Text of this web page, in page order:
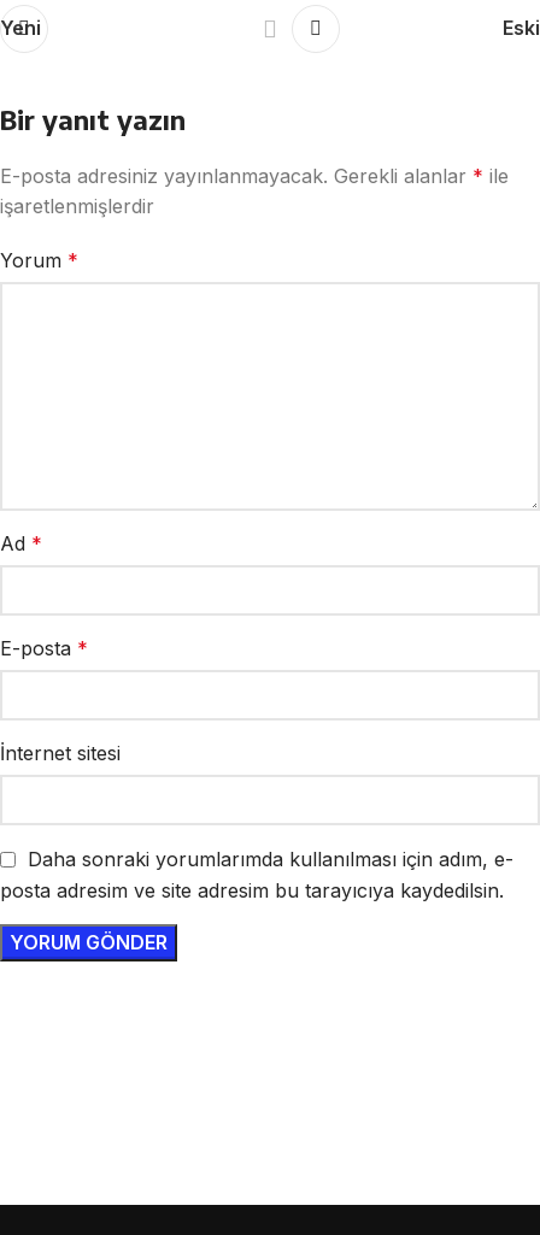
Yeni Eski
Bir yanıt yazın
E-posta adresiniz yayınlanmayacak. Gerekli alanlar * ile
işaretlenmişlerdir
Yorum *
Ad *
E-posta *
İnternet sitesi
Daha sonraki yorumlarımda kullanılması için adım, e-
posta adresim ve site adresim bu tarayıcıya kaydedilsin.